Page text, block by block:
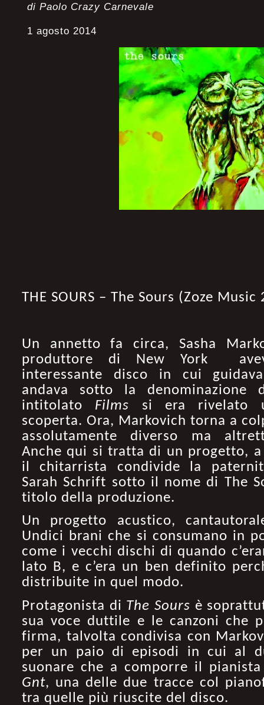
di Paolo Crazy Carnevale
1 agosto 2014
THE SOURS – The Sours (Zoze Music
Un annetto fa circa, Sasha
produttore di New York
interessante disco in cui
andava sotto la denominazione
intitolato Films si era rivelato
scoperta. Ora, Markovich torna a
assolutamente diverso ma
Anche qui si tratta di un progetto,
il chitarrista condivide la
Sarah Schrift sotto il nome di The
titolo della produzione.
Un progetto acustico,
Undici brani che si consumano in
come i vecchi dischi di quando
lato B, e c’era un ben definito
distribuite in quel modo.
Protagonista di The Sours è
sua voce duttile e le canzoni che
firma, talvolta condivisa con
per un paio di episodi in cui al
suonare che a comporre il pianista
Gnt, una delle due tracce col
tra quelle più riuscite del disco.